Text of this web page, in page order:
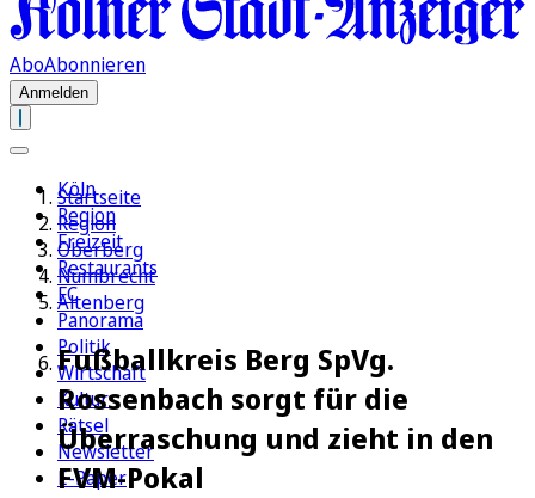
AboAbonnieren
Anmelden
Köln
Region
Freizeit
Restaurants
FC
Panorama
Politik
Wirtschaft
Kultur
Rätsel
Newsletter
E-Paper
Startseite
Region
Oberberg
Nümbrecht
Altenberg
Fußballkreis Berg SpVg.
Rossenbach sorgt für die
Überraschung und zieht in den
FVM-Pokal